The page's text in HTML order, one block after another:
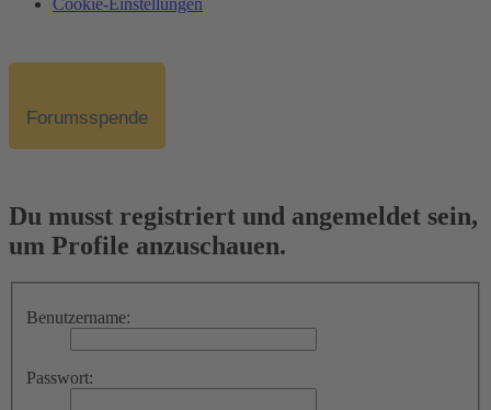
Forumsspende
Du musst registriert und angemeldet sein,
um Profile anzuschauen.
Benutzername:
Passwort: